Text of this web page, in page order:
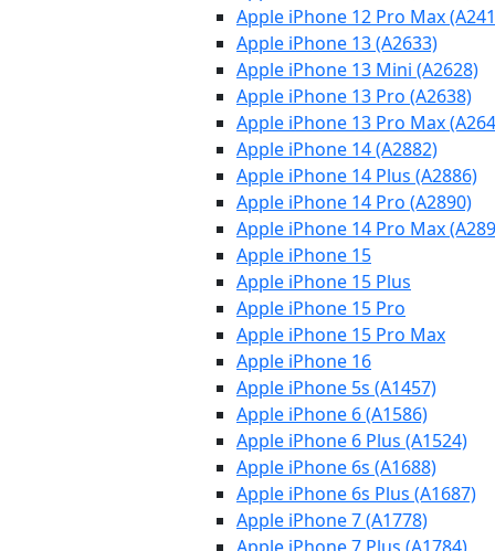
Apple iPhone 12 Pro Max
Apple iPhone 13 (A2633)
Apple iPhone 13 Mini (A2628)
Apple iPhone 13 Pro (A2638)
Apple iPhone 13 Pro Max
Apple iPhone 14 (A2882)
Apple iPhone 14 Plus (A2886)
Apple iPhone 14 Pro (A2890)
Apple iPhone 14 Pro Max
Apple iPhone 15
Apple iPhone 15 Plus
Apple iPhone 15 Pro
Apple iPhone 15 Pro Max
Apple iPhone 16
Apple iPhone 5s (A1457)
Apple iPhone 6 (A1586)
Apple iPhone 6 Plus (A1524)
Apple iPhone 6s (A1688)
Apple iPhone 6s Plus (A1687)
Apple iPhone 7 (A1778)